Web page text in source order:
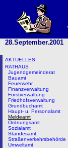
28.September.2001
AKTUELLES
RATHAUS
Jugendgemeinderat
Bauamt
Feuerwehr
Finanzverwaltung
Forstverwaltung
Friedhofsverwaltung
Grundbuchamt
Haupt- u. Personalamt
Meldeamt
Ordnungsamt
Sozialamt
Standesamt
Straßenverkehrsbehörde
Umweltamt